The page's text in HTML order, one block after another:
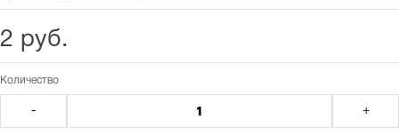
2 руб.
Количество
- +